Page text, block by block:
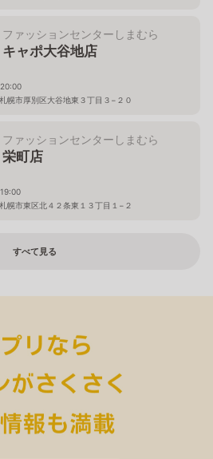
ファッションセンターしまむら
キャポ大谷地店
幌市厚別区大谷地東３丁目３−２０
ファッションセンターしまむら
栄町店
幌市東区北４２条東１３丁目１−２
すべて見る